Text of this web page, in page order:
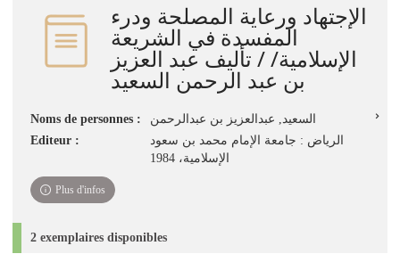
الإجتهاد ورعاية المصلحة ودرء
المفسدة في الشريعة
الإسلامية/ / تأليف عبد العزيز
بن عبد الرحمن السعيد
Noms de personnes :
السعيد, عبدالعزيز بن عبدالرحمن
Editeur :
الرياض : جامعة الإمام محمد بن سعود
الإسلامية، 1984
Plus d'infos
2 exemplaires disponibles